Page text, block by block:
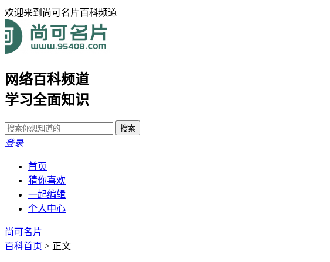
欢迎来到尚可名片百科频道
网络百科频道
学习全面知识
登录
首页
猜你喜欢
一起编辑
个人中心
尚可名片
百科首页 > 正文